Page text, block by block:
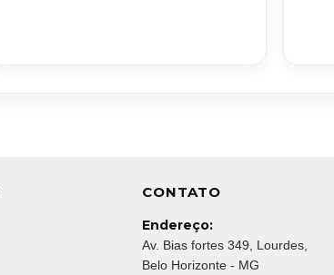
CONTATO
Endereço:
Av. Bias fortes 349, Lourdes,
Belo Horizonte - MG